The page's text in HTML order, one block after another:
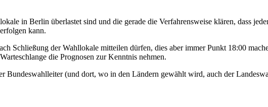
in Berlin überlastet sind und die gerade die Verfahrensweise klären, dass
kann.
Schließung der Wahllokale mitteilen dürfen, dies aber immer Punkt 18:00
die Prognosen zur Kenntnis nehmen.
Bundeswahlleiter (und dort, wo in den Ländern gewählt wird, auch der